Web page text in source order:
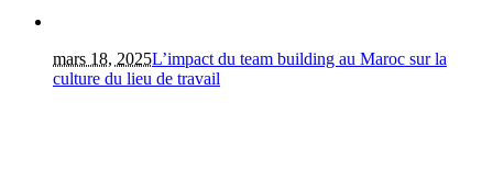
mars 18, 2025L’impact du team building au Maroc sur la
culture du lieu de travail